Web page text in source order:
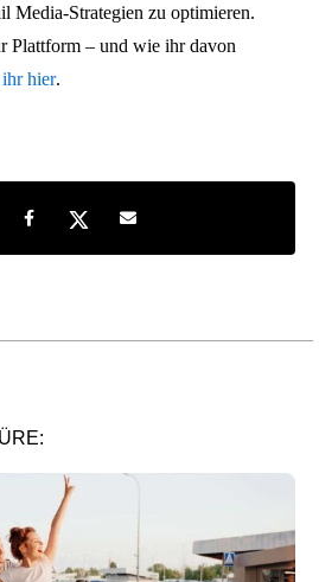
Media-Strategien zu optimieren.
Plattform – und wie ihr davon
hier.
on LinkedIn
Share on Facebook
Share on TwitterShare by e-mail